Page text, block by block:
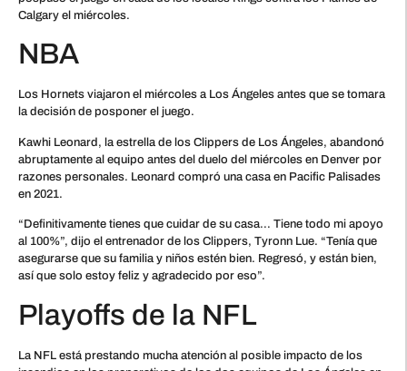
Calgary el miércoles.
NBA
Los Hornets viajaron el miércoles a Los Ángeles antes que se tomara
la decisión de posponer el juego.
Kawhi Leonard, la estrella de los Clippers de Los Ángeles, abandonó
abruptamente al equipo antes del duelo del miércoles en Denver por
razones personales. Leonard compró una casa en Pacific Palisades
en 2021.
“Definitivamente tienes que cuidar de su casa… Tiene todo mi apoyo
al 100%”, dijo el entrenador de los Clippers, Tyronn Lue. “Tenía que
asegurarse que su familia y niños estén bien. Regresó, y están bien,
así que solo estoy feliz y agradecido por eso”.
Playoffs de la NFL
La NFL está prestando mucha atención al posible impacto de los